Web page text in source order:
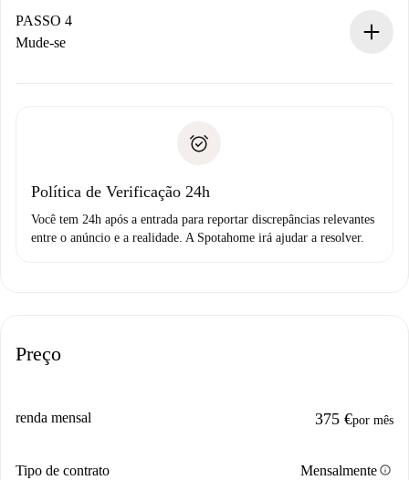
proprietário.
Se recusada: não cobraremos nada e ofereceremos
Débito direto bancário
PASSO 4
Mude-se
não comunicar nenhum problema.
Política de Verificação 24h
Você tem 24h após a entrada para reportar discrepâncias relevantes
entre o anúncio e a realidade. A Spotahome irá ajudar a resolver.
Preço
renda mensal 375 €por mês
Tipo de contrato Mensalmenteinfo